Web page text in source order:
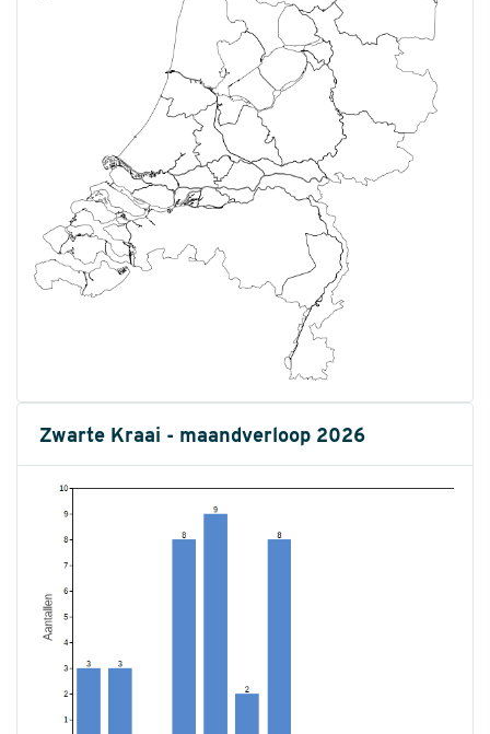
Zwarte Kraai - maandverloop 2026